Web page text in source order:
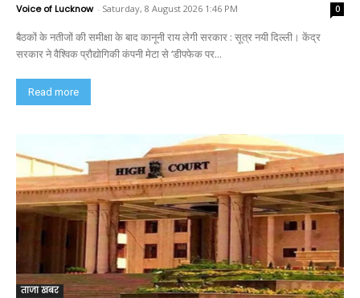
Voice of Lucknow - Saturday, 8 August 2026 1:46 PM 0
बैठकों के नतीजों की समीक्षा के बाद कानूनी राय लेगी सरकार : सूत्र नयी दिल्ली। केंद्र
सरकार ने वैश्विक प्रौद्योगिकी कंपनी मेटा से ‘डीपफेक पर...
Read more
ताजा खबर